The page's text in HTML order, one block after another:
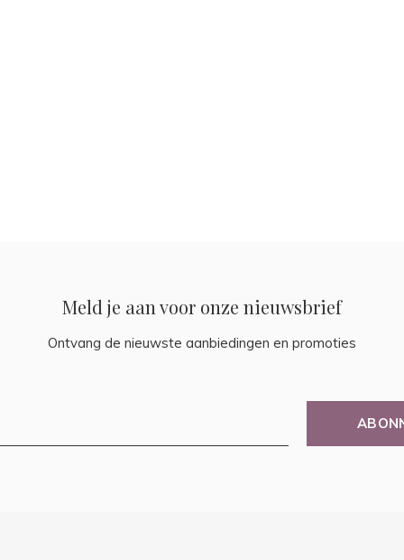
Meld je aan voor onze nieuwsbrief
Ontvang de nieuwste aanbiedingen en promoties